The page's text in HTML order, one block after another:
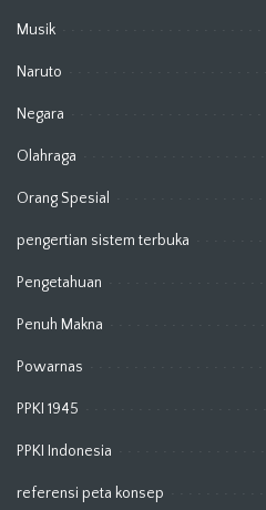
Musik
Naruto
Negara
Olahraga
Orang Spesial
pengertian sistem terbuka
Pengetahuan
Penuh Makna
Powarnas
PPKI 1945
PPKI Indonesia
referensi peta konsep